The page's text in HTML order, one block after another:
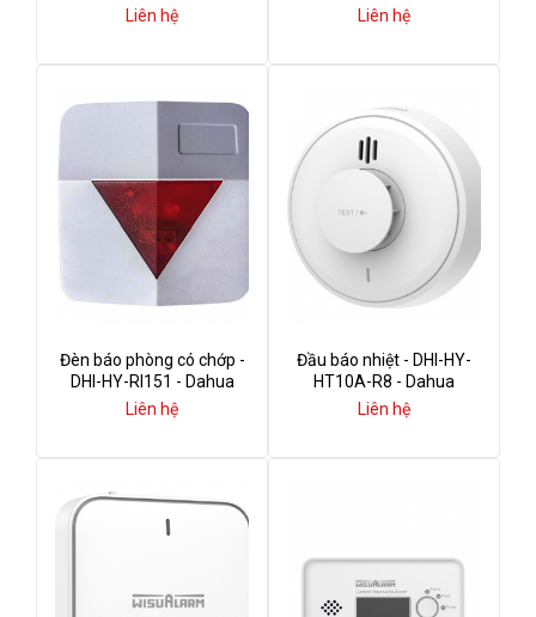
Liên hệ
Liên hệ
Đèn báo phòng có chớp -
DHI-HY-RI151 - Dahua
Liên hệ
Đầu báo nhiệt - DHI-HY-
HT10A-R8 - Dahua
Liên hệ